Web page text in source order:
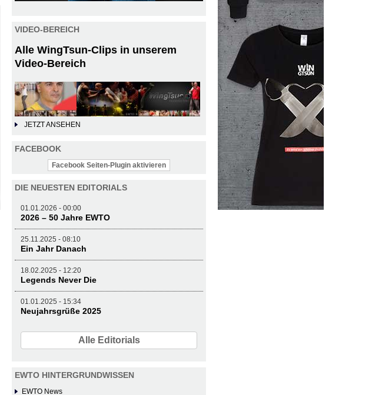
VIDEO-BEREICH
Alle WingTsun-Clips in unserem
Video-Bereich
JETZT ANSEHEN
FACEBOOK
Facebook Seiten-Plugin aktivieren
DIE NEUESTEN EDITORIALS
01.01.2026 - 00:00
2026 – 50 Jahre EWTO
25.11.2025 - 08:10
Ein Jahr Danach
18.02.2025 - 12:20
Legends Never Die
01.01.2025 - 15:34
Neujahrsgrüße 2025
Alle Editorials
EWTO HINTERGRUNDWISSEN
EWTO News